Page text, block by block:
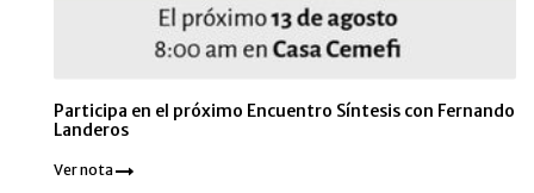
Participa en el próximo Encuentro Síntesis con Fernando
Landeros
Ver nota